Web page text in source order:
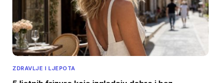
ZDRAVLJE I LJEPOTA